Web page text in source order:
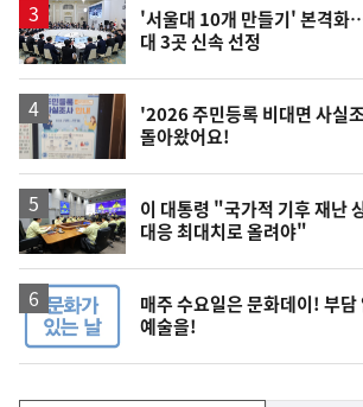
'서울대 10개 만들기' 본격화
대 3곳 신속 선정
'2026 주민등록 비대면 사실
돌아왔어요!
이 대통령 "국가적 기후 재난
대응 최대치로 올려야"
매주 수요일은 문화데이! 부담
예술을!